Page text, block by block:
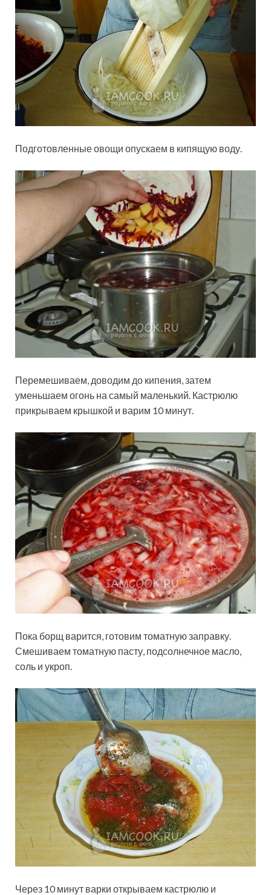
Подготовленные овощи опускаем в кипящую воду.
Перемешиваем, доводим до кипения, затем
уменьшаем огонь на самый маленький. Кастрюлю
прикрываем крышкой и варим 10 минут.
Пока борщ варится, готовим томатную заправку.
Смешиваем томатную пасту, подсолнечное масло,
соль и укроп.
Через 10 минут варки открываем кастрюлю и